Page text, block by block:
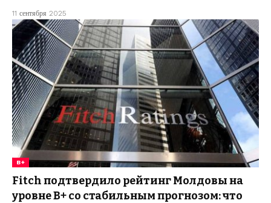
11 сентября 2025
B+
Fitch подтвердило рейтинг Молдовы на
уровне B+ со стабильным прогнозом: что